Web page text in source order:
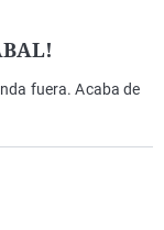
fuera. Acaba de